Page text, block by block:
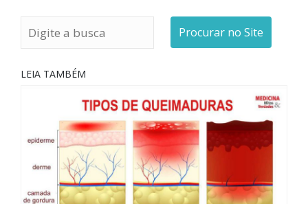
Procurar no Site
LEIA TAMBÉM